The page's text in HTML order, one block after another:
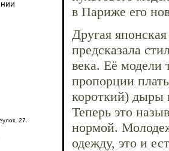
27.
в Париже его
Другая
предсказала
века. Её
пропорции
короткий) дыры
Теперь это
нормой.
одежду, это и